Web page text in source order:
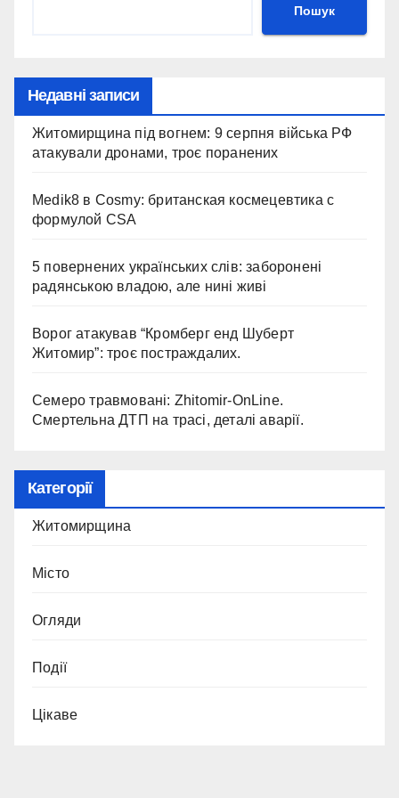
Пошук
Недавні записи
Житомирщина під вогнем: 9 серпня війська РФ
атакували дронами, троє поранених
Medik8 в Cosmy: британская космецевтика с
формулой CSA
5 повернених українських слів: заборонені
радянською владою, але нині живі
Ворог атакував “Кромберг енд Шуберт
Житомир”: троє постраждалих.
Семеро травмовані: Zhitomir-OnLine.
Смертельна ДТП на трасі, деталі аварії.
Категорії
Житомирщина
Місто
Огляди
Події
Цікаве